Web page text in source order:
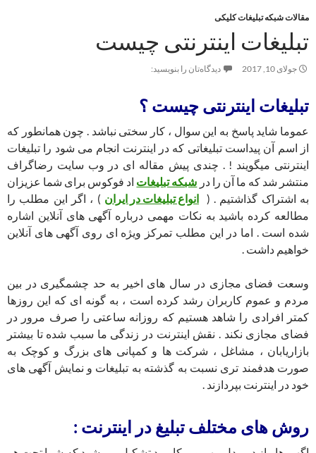
مقالات شبکه تبلیغات کلیکی
تبلیغات اینترنتی چیست
جولای 10, 2017 دیدگاه‌تان را بنویسید:
تبلیغات اینترنتی چیست ؟
عموما شاید پاسخ به این سوال ، کار سختی نباشد . چون همانطور که
از اسم آن پیداست تبلیغاتی که در اینترنت انجام می شود را تبلیغات
اینترنتی میگویند ! . چندی پیش مقاله ای در وب سایت رضاگراف
منتشر شد که ما آن را در شبکه تبلیغات اد فوکوس برای شما عزیزان
به اشتراک گذاشتیم . ( انواع تبلیغات در ایران ) ، اگر این مطلب را
مطالعه کرده باشید به نکات مهمی درباره آگهی های آنلاین اشاره
شده است . اما در این مطلب تمرکز ویژه ای روی آگهی های آنلاین
خواهیم داشت .
وسعت فضای مجازی در سال های اخیر به حد چشمگیری در بین
مردم و عموم کاربران رشد کرده است ، به گونه ای که این روزها
کمتر افرادی را شاهد هستیم که روزانه ساعتی را صرف مرور در
فضای مجازی نکند . نقش اینترنت در زندگی ما سبب شده تا بیشتر
بازاریابان ، مشاغل ، شرکت ها و کمپانی های بزرگ و کوچک به
صورت هدفمند تری نسبت به گذشته به تبلیغات و نمایش آگهی های
خود در اینترنت بپردازند .
روش های مختلف تبلیغ در اینترنت :